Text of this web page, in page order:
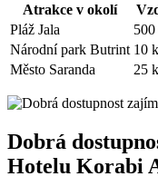
Atrakce v okolí
Pláž Jala
500⁢
Národní‌ park Butrint 10
Město ⁣Saranda
25
Dobrá
Hotelu Korabi